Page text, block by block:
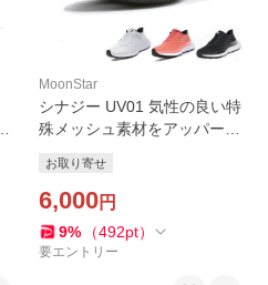
MoonStar
シナジー UV01 気性の良い特
殊メッシュ素材をアッパーに
た厚底スニーカー、靴ベラい
らずの着脱容易仕様 MoonSt
ar (お取り寄せ商品)
お取り寄せ
6,000円
9% （492pt）
要エントリー